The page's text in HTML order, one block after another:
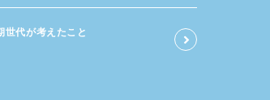
世代が​考えた​こと